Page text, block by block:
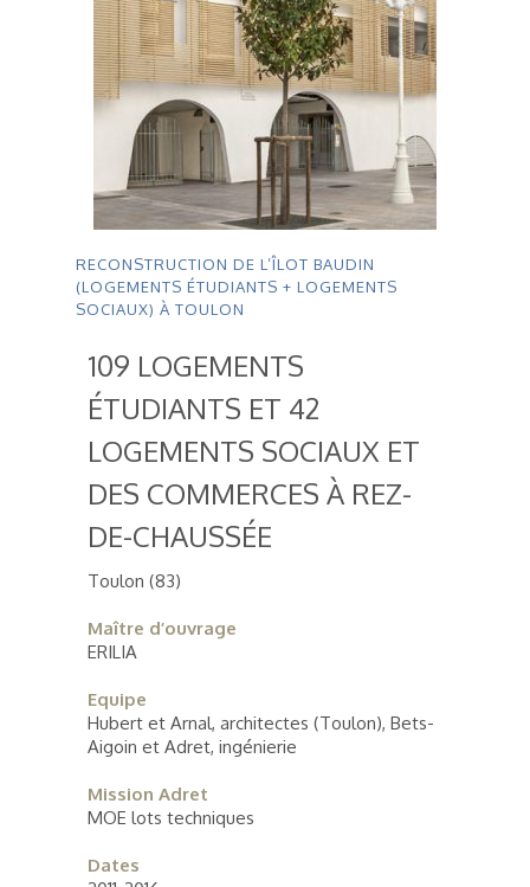
RECONSTRUCTION DE L’ÎLOT BAUDIN
(LOGEMENTS ÉTUDIANTS + LOGEMENTS
SOCIAUX) À TOULON
109 LOGEMENTS
ÉTUDIANTS ET 42
LOGEMENTS SOCIAUX ET
DES COMMERCES À REZ-
DE-CHAUSSÉE
Toulon (83)
Maître d’ouvrage
ERILIA
Equipe
Hubert et Arnal, architectes (Toulon), Bets-
Aigoin et Adret, ingénierie
Mission Adret
MOE lots techniques
Dates